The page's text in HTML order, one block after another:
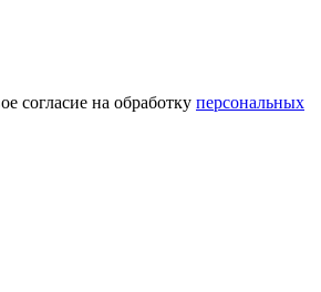
согласие на обработку персональных